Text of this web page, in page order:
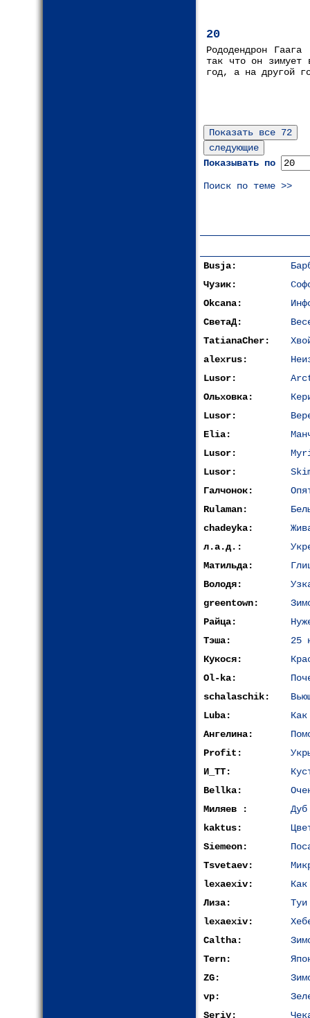
20
Рододендрон
так что он зимует
год, а на другой
Показывать по
Поиск по теме >>
Busja:
Чузик:
Okcana:
СветаД:
TatianaCher:
alexrus:
Lusor:
Ольховка:
Lusor:
Elia:
Lusor:
Lusor:
Галчонок:
Rulaman:
chadeyka:
л.а.д.:
Матильда:
Володя:
greentown:
Райца:
Тэша:
25
Кукося:
Ol-ka:
schalaschik:
Luba:
Ангелина:
Profit:
И_ТТ:
Bellka:
Миляев :
kaktus:
Siemeon:
Tsvetaev:
lexaexiv:
Лиза:
lexaexiv:
Caltha:
Tern:
ZG:
vp:
Seriy: